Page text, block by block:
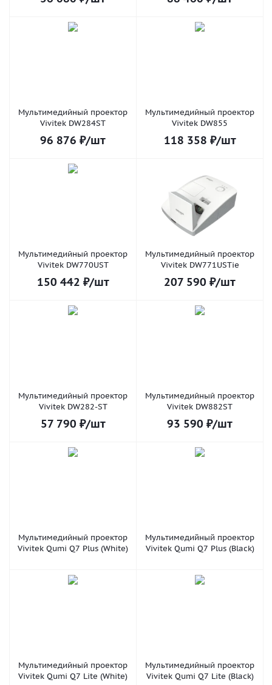
Мультимедийный проектор
Vivitek DW284ST
96 876 ₽/шт
Мультимедийный проектор
Vivitek DW855
118 358 ₽/шт
Мультимедийный проектор
Vivitek DW770UST
150 442 ₽/шт
Мультимедийный проектор
Vivitek DW771USTie
207 590 ₽/шт
Мультимедийный проектор
Vivitek DW282-ST
57 790 ₽/шт
Мультимедийный проектор
Vivitek DW882ST
93 590 ₽/шт
Мультимедийный проектор
Vivitek Qumi Q7 Plus (White)
Мультимедийный проектор
Vivitek Qumi Q7 Plus (Black)
Мультимедийный проектор
Vivitek Qumi Q7 Lite (White)
Мультимедийный проектор
Vivitek Qumi Q7 Lite (Black)